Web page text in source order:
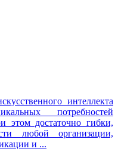
интеллекта
потребностей
этом достаточно гибки,
любой организации,
и ...